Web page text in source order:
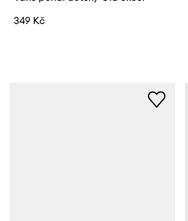
349 Kč